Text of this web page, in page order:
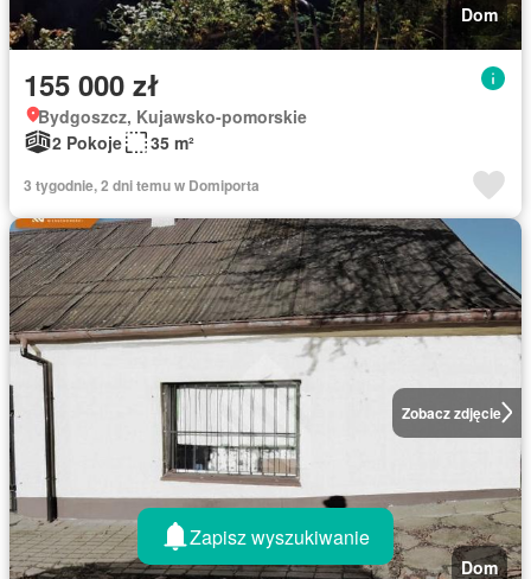
Dom
155 000 zł
Bydgoszcz, Kujawsko-pomorskie
2 Pokoje
35 m²
3 tygodnie, 2 dni temu w Domiporta
Zobacz zdjęcie
Dom
Zapisz wyszukiwanie